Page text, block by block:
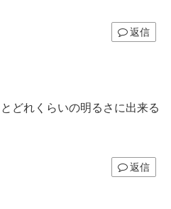
返信
どれくらいの明るさに出来る
返信